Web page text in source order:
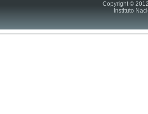
Copyright ©
Instituto